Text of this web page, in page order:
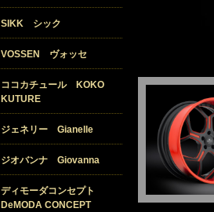
SIKK シック
VOSSEN ヴォッセ
ココカチュール KOKO
KUTURE
ジェネリー Gianelle
ジオバンナ Giovanna
ディモーダコンセプト
DeMODA CONCEPT